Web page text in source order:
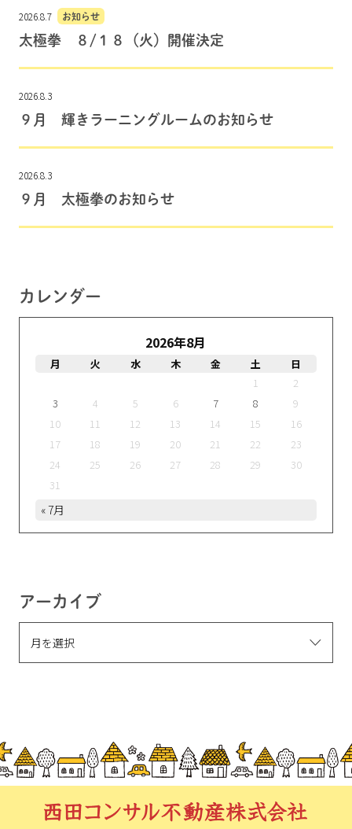
2026.8.7 お知らせ
太極拳 ８/１８（火）開催決定
2026.8.3
９月 輝きラーニングルームのお知らせ
2026.8.3
９月 太極拳のお知らせ
カレンダー
2026年8月
月 火 水 木 金 土
日
1
2
3
4 5 6 7 8
9
10
11 12 13 14 15
16
17
18 19 20 21 22
23
24
25 26 27 28 29
30
31
« 7月
アーカイブ